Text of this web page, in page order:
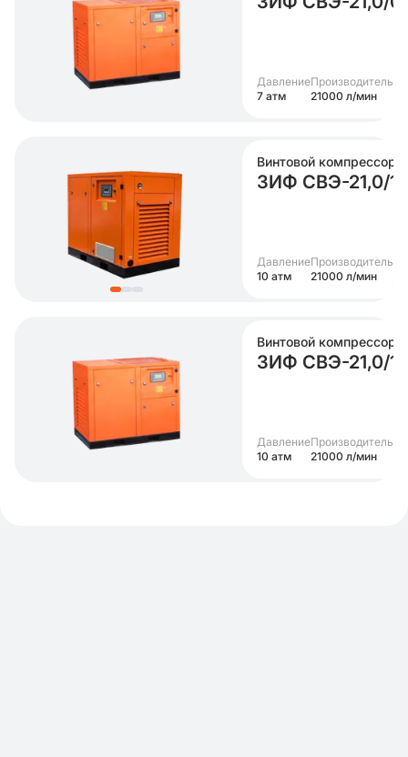
Давление
7 атм
21000 л/мин
Винтовой компрессор
ЗИФ СВЭ-21,0/
Давление
10 атм
21000 л/мин
Винтовой компрессор
ЗИФ СВЭ-21,0/
Давление
10 атм
21000 л/мин